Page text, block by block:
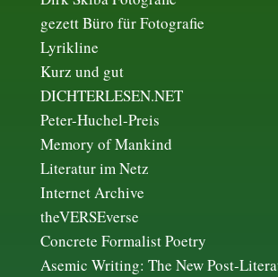
gezett Büro für Fotografie
Lyrikline
Kurz und gut
DICHTERLESEN.NET
Peter-Huchel-Preis
Memory of Mankind
Literatur im Netz
Internet Archive
theVERSEverse
Concrete Formalist Poetry
Asemic Writing: The New Post-